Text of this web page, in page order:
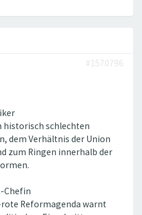
#1570796
historisch schlechten
dem Verhältnis der Union
zum Ringen innerhalb der
Chefin
Reformagenda warnt